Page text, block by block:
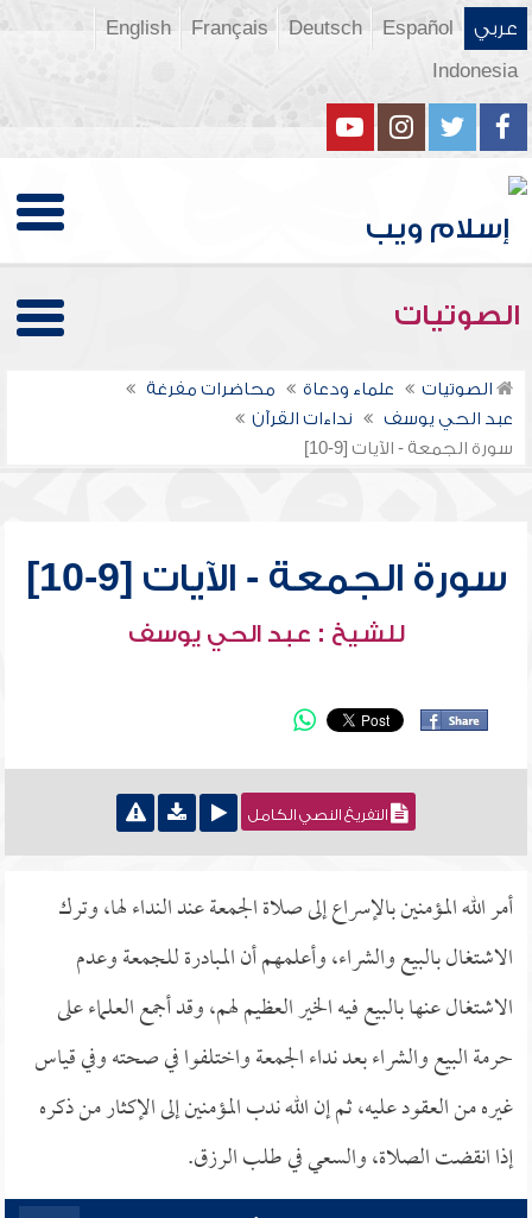
عربي Español
Deutsch
Français
English
Indonesia
الصوتيات
الصوتيات علماء ودعاة
محاضرات مفرغة
عبد الحي يوسف
نداءات القرآن
سورة الجمعة - الآيات [9-10]
سورة الجمعة - الآيات [9-10]
للشيخ : عبد الحي يوسف
التفريغ النصي الكامل
أمر الله المؤمنين بالإسراع إلى صلاة الجمعة عند النداء لها، وترك
الاشتغال بالبيع والشراء، وأعلمهم أن المبادرة للجمعة وعدم
الاشتغال عنها بالبيع فيه الخير العظيم لهم، وقد أجمع العلماء على
حرمة البيع والشراء بعد نداء الجمعة واختلفوا في صحته وفي قياس
غيره من العقود عليه، ثم إن الله ندب المؤمنين إلى الإكثار من ذكره
إذا انقضت الصلاة، والسعي في طلب الرزق.